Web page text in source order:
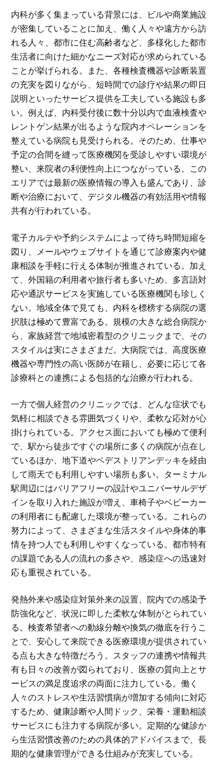
内科が多く集まっている背景には、ビルや商業施設
が密集していることに加え、働く人々や遠方から訪
れる人々、都市に住む高齢者など、多様化した都市
生活者に向けた細かなニーズ対応が求められている
ことが挙げられる。また、各種検査機器や診断装置
の充実を図りながら、短時間での診疗や結果の即日
説明といったサービス提供を工夫している施設も多
い。例えば、内科受付後に数十分以内で血液検査や
レントゲン結果が出るような院内オペレーションを
整えている病院も見受けられる。そのため、仕事や
予定の合間を縫って医療機関を受診しやすい環境が
整い、来院者の利便性向上につながっている。この
エリアでは最新の医療情報の導入も盛んであり、診
断や治療において、デジタル機器の有効活用や情報
共有が行われている。
電子カルテや予約システムによって待ち時間短縮を
図り、メールやウェブサイトを通じて診療案内や健
康相談を手軽に行える体制が推進されている。加え
て、外国籍の利用者や旅行者も多いため、多言語対
応や通訳サービスを実施している医療機関も珍しく
ない。地域全体で見ても、内科を標榜する病院の選
択肢は極めて豊富である。規模の大きな総合病院か
ら、家族経営で地域密着型のクリニックまで、その
スタイルは実にさまざまだ。大病院では、高度医療
機器や専門性の高い医師が在籍し、必要に応じて各
診療科との連携による包括的な治療が行われる。
一方で個人経営のクリニックでは、どんな症状でも
気軽に相談できる雰囲気づくりや、柔軟な応対が心
掛けられている。アクセス面においても極めて便利
で、駅から徒歩ですぐの場所に多くの病院が点在し
ているほか、地下道やペデストリアンデッキを経由
して雨天でも利用しやすい場所も多い。ターミナル
駅周辺にはバリアフリーの設計やユニバーサルデザ
インを取り入れた施設が増え、車椅子やベビーカー
の利用者にも配慮した環境が整っている。これらの
努力によって、さまざまな生活スタイルや身体的事
情を持つ人でも利用しやすくなっている。都市特有
の課題である人の流れの多さや、感染症への迅速対
応も重視されている。
発熱外来や感染症対策外来の設置、院内での感染予
防強化など、状況に即した柔軟な体制がとられてい
る。検査希望者への動線分離や換気の徹底を行うこ
とで、安心して来院できる医療環境が提供されてい
る点も大きな特徴だろう。スタッフの連携や情報共
有も日々の改善が図られており、医療の質向上とサ
ービスの満足度追求の両面に注力している。働く
人々のストレスや生活習慣病が増加する傾向に対応
するため、健康診断や人間ドック、栄養・運動相談
サービスにも注力する病院が多い。定期的な健診か
ら生活習慣改善のための具体的アドバイスまで、長
期的な健康管理ができる仕組みが充実している。